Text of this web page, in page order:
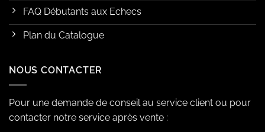
FAQ Débutants aux Echecs
Plan du Catalogue
NOUS CONTACTER
Pour une demande de conseil au service client ou pour
contacter notre service après vente :